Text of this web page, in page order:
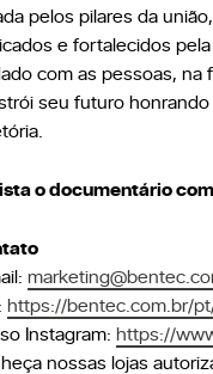
pelos pilares da
e fortalecidos
com as pessoas, na
seu futuro
o documentário
https://bentec.com.br/
Instagram: https://
nossas lojas